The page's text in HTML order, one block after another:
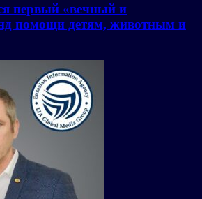
первый «вечный и
помощи детям, животным и